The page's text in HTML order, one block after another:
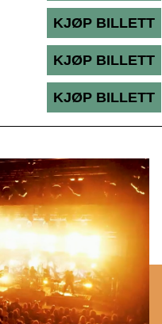
KJØP BILLETT
KJØP BILLETT
KJØP BILLETT